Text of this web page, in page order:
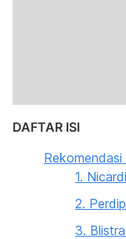
DAFTAR ISI
1.
2.
3.